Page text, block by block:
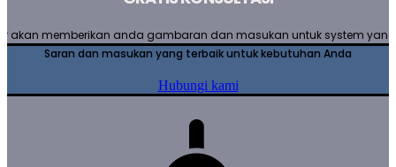
akan memberikan anda gambaran dan masukan untuk system
Saran dan masukan yang terbaik untuk kebutuhan Anda
Hubungi kami